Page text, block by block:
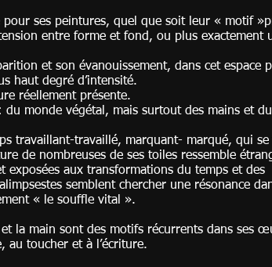
pour ses peintures, quel que soit leur « motif
entre forme et fond, ou plus exactement
et son évanouissement, dans cet espace
avec son plus haut degré
une figure réellement
monde végétal, mais surtout des mains et
travaillant-travaillé, marquant- marqué, qui
de nombreuses de ses toiles ressemble
exposées aux transformations du temps et des
semblent chercher une résonance
probablement « le souffle
la main sont des motifs récurrents dans ses
au sonore, au toucher et à